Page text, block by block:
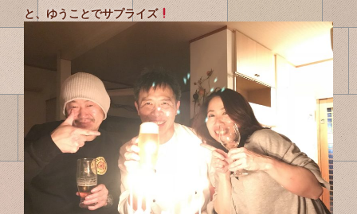
と、ゆうことでサプライズ